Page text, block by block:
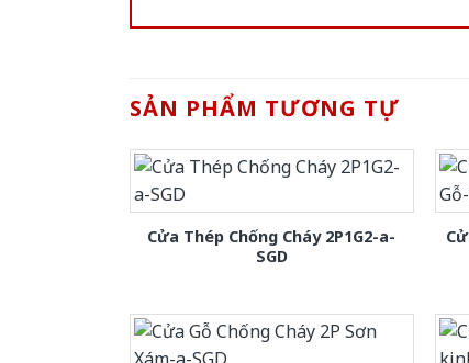
SẢN PHẨM TƯƠNG TỰ
Cửa Thép Chống Cháy 2P1G2-a-
SGD